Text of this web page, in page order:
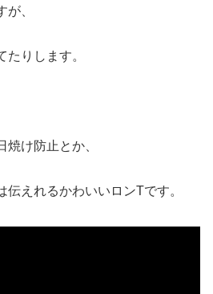
が、
りします。
け防止とか、
伝えれるかわいいロンTです。